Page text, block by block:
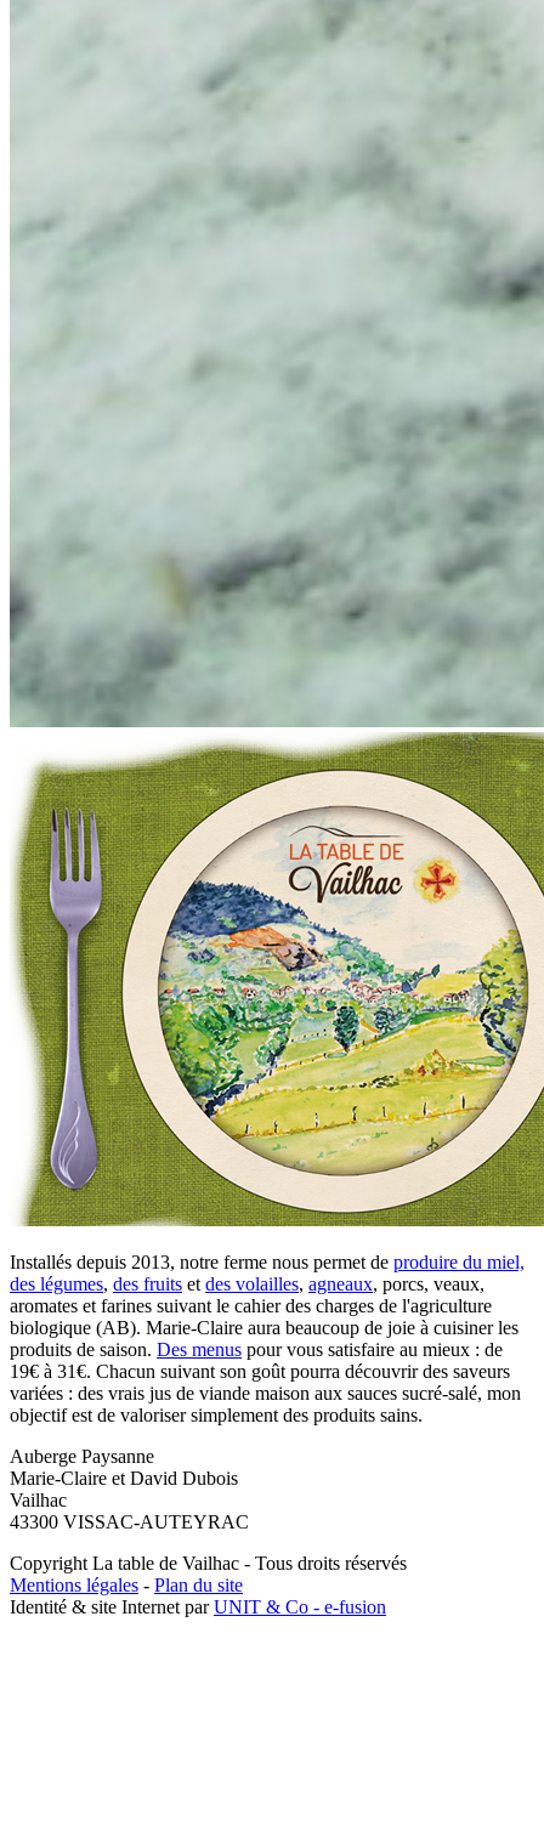
Installés depuis 2013, notre ferme nous permet de produire du miel,
des légumes, des fruits et des volailles, agneaux, porcs, veaux,
aromates et farines suivant le cahier des charges de l'agriculture
biologique (AB). Marie-Claire aura beaucoup de joie à cuisiner les
produits de saison. Des menus pour vous satisfaire au mieux : de
19€ à 31€. Chacun suivant son goût pourra découvrir des saveurs
variées : des vrais jus de viande maison aux sauces sucré-salé, mon
objectif est de valoriser simplement des produits sains.
Auberge Paysanne
Marie-Claire ​et David Dubois
Vailhac
43300 VISSAC-AUTEYRAC
Copyright La table de Vailhac - Tous droits réservés
Mentions légales - Plan du site
Identité & site Internet parUNIT & Co - e-fusion